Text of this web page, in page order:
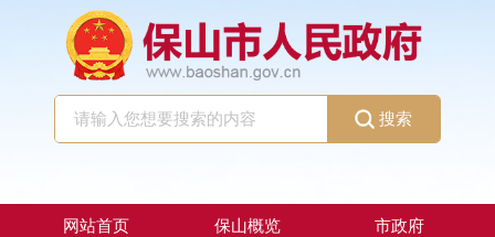
搜索
网站首页 保山概览 市政府